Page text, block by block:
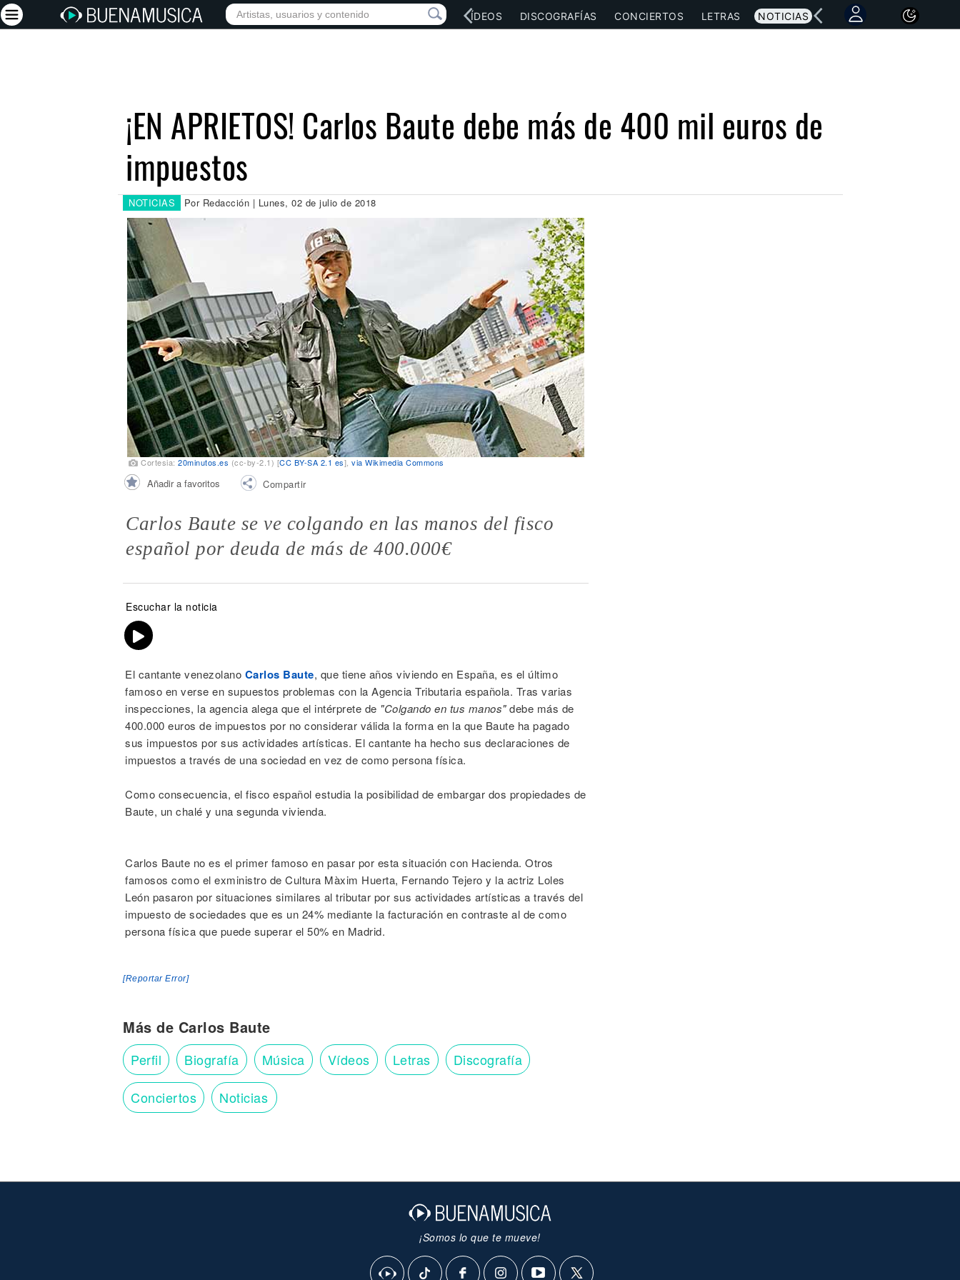
INICIO ARTISTAS RED SOCIAL MÚSICA VÍDEOS DISCOGRAFÍAS CONCIERTOS LETRAS NOTICIAS
¡EN APRIETOS! Carlos Baute debe más de 400 mil euros de
impuestos
NOTICIAS Por Redacción | Lunes, 02 de julio de 2018
Cortesia:20minutos.es (cc-by-2.1) [CC BY-SA 2.1 es],via Wikimedia Commons
Añadir a favoritos Compartir
Carlos Baute se ve colgando en las manos del fisco
español por deuda de más de 400.000€
Escuchar la noticia
El cantante venezolano Carlos Baute, que tiene años viviendo en España, es el último
famoso en verse en supuestos problemas con la Agencia Tributaria española. Tras varias
inspecciones, la agencia alega que el intérprete de "Colgando en tus manos"debe más de
400.000 euros de impuestos por no considerar válida la forma en la que Baute ha pagado
sus impuestos por sus actividades artísticas. El cantante ha hecho sus declaraciones de
impuestos a través de una sociedad en vez de como persona física.
Como consecuencia, el fisco español estudia la posibilidad de embargar dos propiedades de
Baute, un chalé y una segunda vivienda.
Carlos Baute no es el primer famoso en pasar por esta situación con Hacienda. Otros
famosos como el exministro de Cultura Màxim Huerta, Fernando Tejero y la actriz Loles
León pasaron por situaciones similares al tributar por sus actividades artísticas a través del
impuesto de sociedades que es un 24% mediante la facturación en contraste al de como
persona física que puede superar el 50% en Madrid.
[Reportar Error]
Más de Carlos Baute
Perfil Biografía Música Vídeos Letras Discografía
Conciertos Noticias
¡Somos lo que te mueve!